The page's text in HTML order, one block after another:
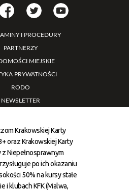
I PROCEDURY
PARTNERZY
MIEJSKIE
PRYWATNOŚCI
RODO
NEWSLETTER
Krakowskiej Karty
oraz Krakowskiej Karty
z Niepełnosprawnym
po ich okazaniu
50% na kursy stałe
i klubach KFK (Malwa,